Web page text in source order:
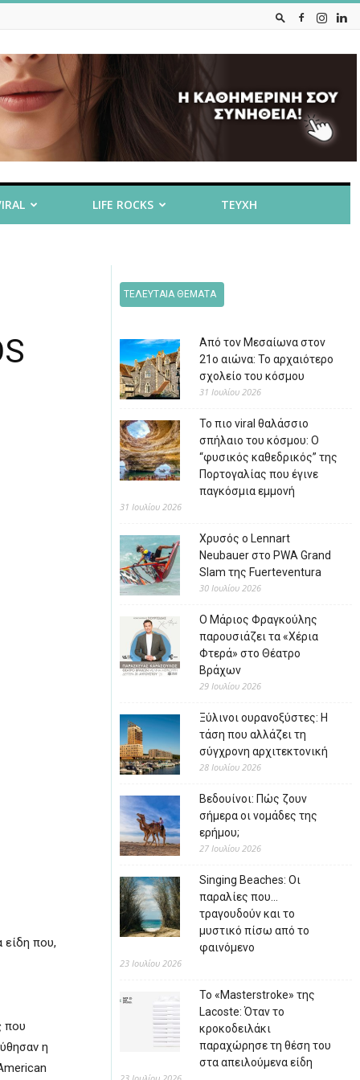
LIFE ROCKS ΤΕΥΧΗ
είδη που,
που
η
ΤΕΛΕΥΤΑΙΑ ΘΕΜΑΤΑ
Από τον Μεσαίωνα στον
21ο αιώνα: Το αρχαιότερο
σχολείο του κόσμου
31 Ιουλίου 2026
Το πιο viral θαλάσσιο
σπήλαιο του κόσμου: Ο
“φυσικός καθεδρικός” της
Πορτογαλίας που έγινε
παγκόσμια εμμονή
31 Ιουλίου 2026
Χρυσός ο Lennart
Neubauer στο PWA Grand
Slam της Fuerteventura
30 Ιουλίου 2026
Ο Μάριος Φραγκούλης
παρουσιάζει τα «Χέρια
Φτερά» στο Θέατρο
Βράχων
29 Ιουλίου 2026
Ξύλινοι ουρανοξύστες: Η
τάση που αλλάζει τη
σύγχρονη αρχιτεκτονική
28 Ιουλίου 2026
Βεδουίνοι: Πώς ζουν
σήμερα οι νομάδες της
ερήμου;
27 Ιουλίου 2026
Singing Beaches: Οι
παραλίες που…
τραγουδούν και το
μυστικό πίσω από το
φαινόμενο
23 Ιουλίου 2026
Το «Masterstroke» της
Lacoste: Όταν το
κροκοδειλάκι
παραχώρησε τη θέση του
στα απειλούμενα είδη